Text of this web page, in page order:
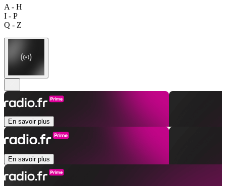
A - H
I - P
Q - Z
En savoir plus
En savoir plus